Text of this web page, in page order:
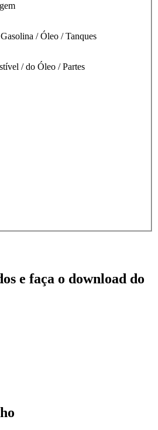
/ Óleo / Tanques
/ do Óleo / Partes
e faça o download do